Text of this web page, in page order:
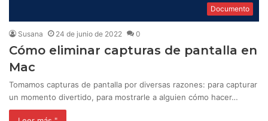
Documento
Susana 24 de junio de 2022 0
Cómo eliminar capturas de pantalla en
Mac
Tomamos capturas de pantalla por diversas razones: para capturar
un momento divertido, para mostrarle a alguien cómo hacer…